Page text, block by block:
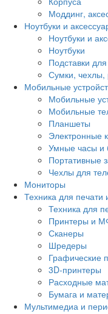
Моддинг,
Ноутбуки и
Ноутбуки и
Ноутбуки
Подставки
Сумки, чехлы,
Мобильные
Мобильные
Мобильные
Планшеты
Электронные
Умные часы и
Портативные
Чехлы для
Мониторы
Техника для печати
Техника для
Принтеры и
Сканеры
Шредеры
Графические
3D-принтеры
Расходные
Бумага и
Мультимедиа и